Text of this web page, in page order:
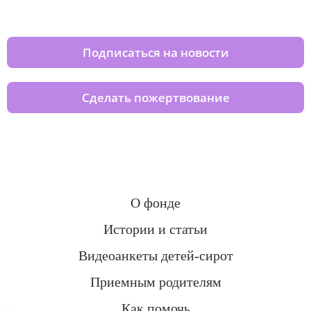
Подписаться на новости
Сделать пожертвование
О фонде
Истории и статьи
Видеоанкеты детей-сирот
Приемным родителям